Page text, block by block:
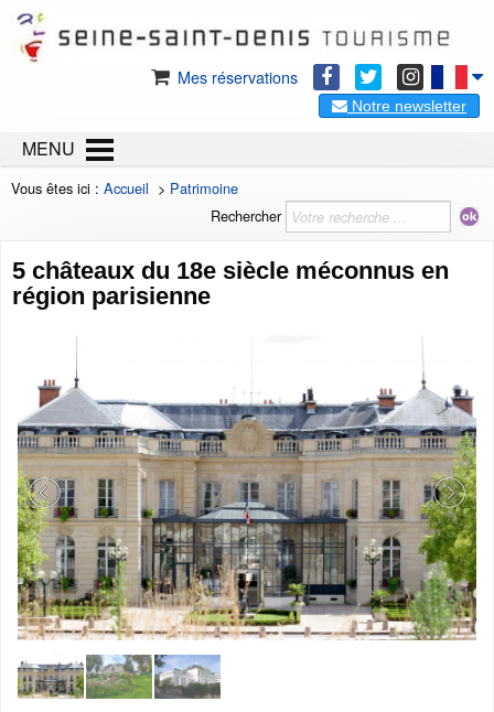
Mes réservations
Notre newsletter
MENU
Vous êtes ici : Accueil > Patrimoine
Rechercher
5 châteaux du 18e siècle méconnus en
région parisienne